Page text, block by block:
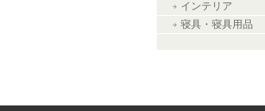
インテリア
寝具・寝具用品